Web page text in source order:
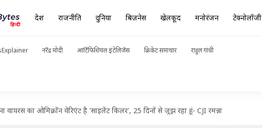
देश राजनीति दुनिया बिज़नेस खेलकूद मनोरंजन टेक्नोलॉजी
नरेंद्र मोदी आर्टिफिशियल इंटेलिजेंस क्रिकेट समाचार राहुल गांधी
वायरस का ओमिक्रॉन वेरिएंट है 'साइलेंट किलर', 25 दिनों से जूझ रहा हूं- CJI रमन्ना